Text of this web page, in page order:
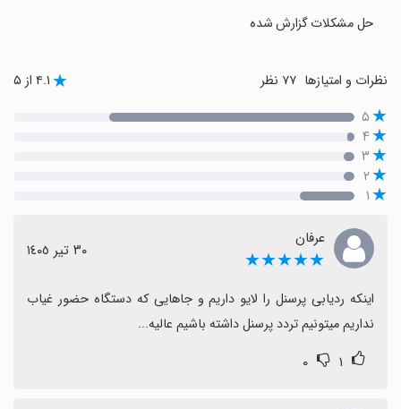
حل مشکلات گزارش شده
نظرات و امتیازها ۴.۱ از ۵
۵
۴
۳
۲
۱
عرفان
★★★★★ ٣٠ تیر ١٤٠٥
نداریم میتونیم تردد پرسنل داشته باشیم عالیه...
۱ ۰